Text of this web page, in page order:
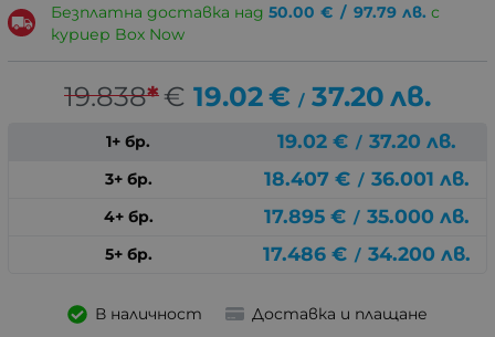
Безплатна доставка над 50.00 € / 97.79 лв. с
куриер Box Now
19.838*€ 19.02€ / 37.20 лв.
1+ бр. 19.02 € / 37.20 лв.
3+ бр. 18.407 € / 36.001 лв.
4+ бр. 17.895 € / 35.000 лв.
5+ бр. 17.486 € / 34.200 лв.
В наличност Доставка и плащане